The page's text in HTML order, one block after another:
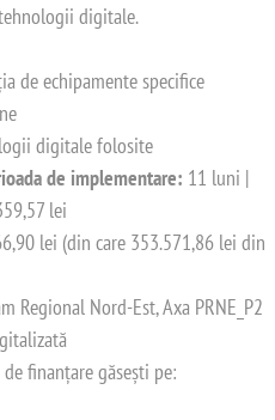
digitale.
de echipamente specifice
digitale folosite
de implementare: 11 luni |
lei
lei (din care 353.571,86 lei din
Regional Nord-Est, Axa PRNE_P2
finanțare găsești pe: